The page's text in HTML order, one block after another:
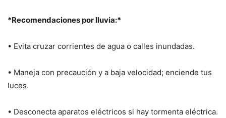
*Recomendaciones por lluvia:*
• Evita cruzar corrientes de agua o calles inundadas.
• Maneja con precaución y a baja velocidad; enciende tus
luces.
• Desconecta aparatos eléctricos si hay tormenta eléctrica.